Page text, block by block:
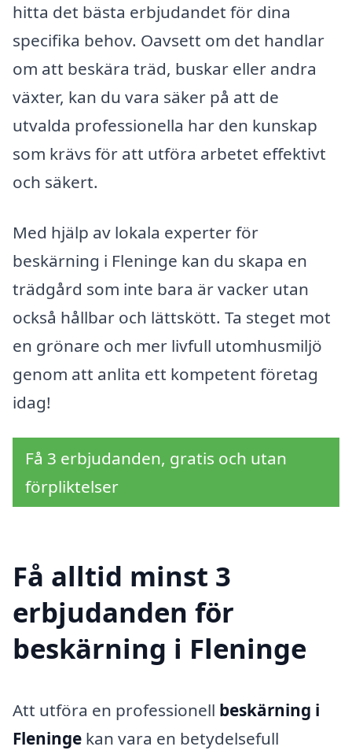
hitta det bästa erbjudandet för dina
specifika behov. Oavsett om det handlar
om att beskära träd, buskar eller andra
växter, kan du vara säker på att de
utvalda professionella har den kunskap
som krävs för att utföra arbetet effektivt
och säkert.
Med hjälp av lokala experter för
beskärning i Fleninge kan du skapa en
trädgård som inte bara är vacker utan
också hållbar och lättskött. Ta steget mot
en grönare och mer livfull utomhusmiljö
genom att anlita ett kompetent företag
idag!
Få 3 erbjudanden, gratis och utan
förpliktelser
Få alltid minst 3
erbjudanden för
beskärning i Fleninge
Att utföra en professionell beskärning i
Fleninge kan vara en betydelsefull